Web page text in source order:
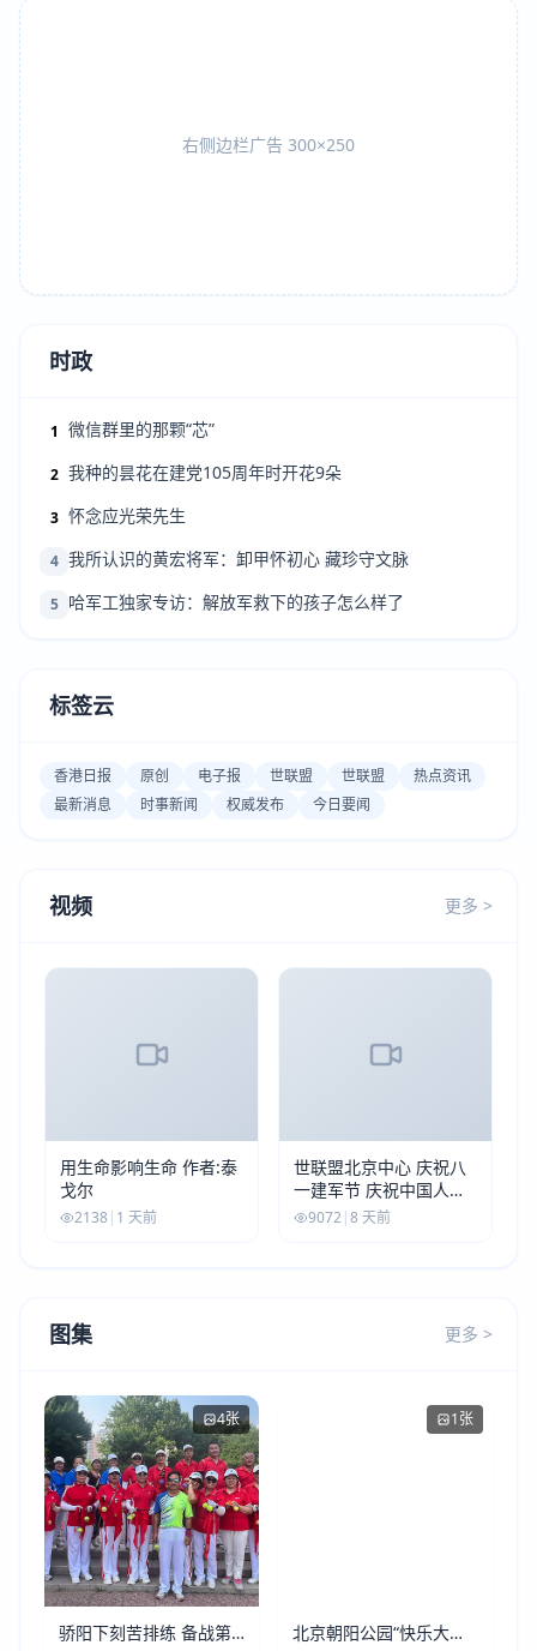
右侧边栏广告 300×250
时政
1 微信群里的那颗“芯”
2 我种的昙花在建党105周年时开花9朵
3 怀念应光荣先生
4 我所认识的黄宏将军：卸甲怀初心 藏珍守文脉
5 哈军工独家专访：解放军救下的孩子怎么样了
标签云
香港日报 原创 电子报 世联盟 世联盟
热点资讯
最新消息
时事新闻 权威发布 今日要闻
视频 更多 >
用生命影响生命 作者:泰
戈尔
2138| 1 天前
世联盟北京中心 庆祝八
一建军节 庆祝中国人民
解放军建军99周年
9072 |8 天前
图集 更多 >
4张
骄阳下刻苦排练 备战第
1张
北京朝阳公园“快乐大本